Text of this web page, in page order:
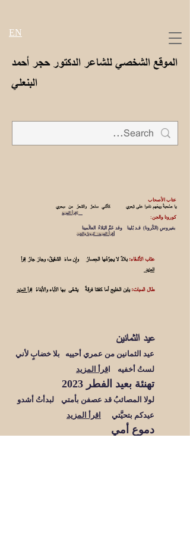
الموقع الشخصي للشاعر الدكتور حجر أحمد
البنعلي
EN
عتاب الأصحاب
يا صُحبةً ويحَهم ناموا على شِعري كأنَّني ساحرٌ والشعرُ من سِحري
إقرأ المزيد
كورونا والجن:
بفيروسِ (الكُرونا) قـد بُلينا وقد عَمَّ البَلاءُ العالَمينا
قرأ المزيد: كرونا والجن
عتاب الأشقاء:بلادٌ لا يجوِّعُها الحِصارُ وإن ساءَ الشقيقُ، وجارَ جارُاِقرأ
المزيد
طال السبات:يابن الخليج أما كفتنا فرقةٌ يشقى بها الآباء والأبناءُاِقرأ المزيد
عيد الثمانين
عيد الثمانين من عمري أحييه بلا خضابٍ لأني
لستُ أخفيه
قرأ المزيد
تهنئة بعيد الفطر 2023
لولا المصائبُ قد عصفن بأمتي لبدأتُ أشدو
عيدكم بتحيَّتي
اقرأ المزيد
دموع أمي